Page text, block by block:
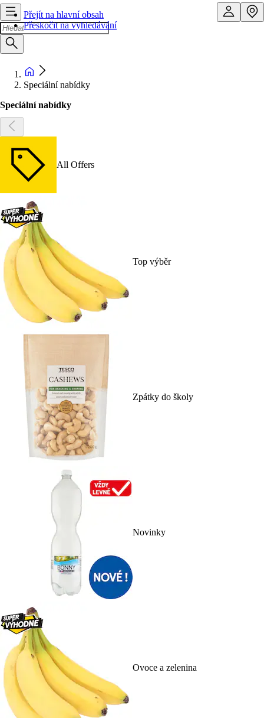
Přejít na hlavní obsah
Přeskočit na vyhledávání
Speciální nabídky
Speciální nabídky
All Offers
Top výběr
Zpátky do školy
Novinky
Ovoce a zelenina